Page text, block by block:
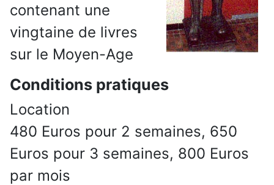
contenant une
vingtaine de livres
sur le Moyen-Age
Conditions pratiques
Location
480 Euros pour 2 semaines, 650
Euros pour 3 semaines, 800 Euros
par mois